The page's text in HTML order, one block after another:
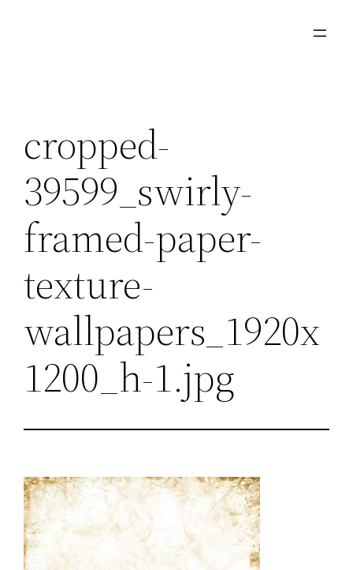
cropped-
39599_swirly-
framed-paper-
texture-
wallpapers_1920x
1200_h-1.jpg